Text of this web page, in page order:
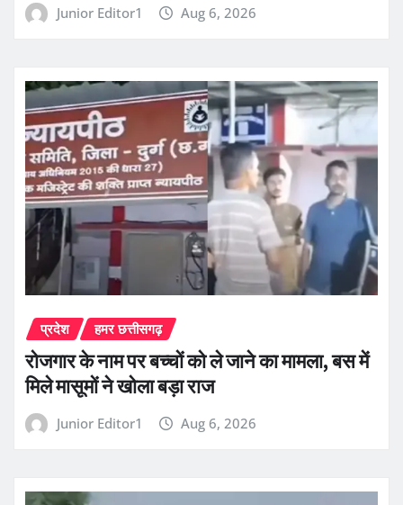
Junior Editor1 Aug 6, 2026
प्रदेश हमर छत्तीसगढ़
रोजगार के नाम पर बच्चों को ले जाने का मामला, बस में
मिले मासूमों ने खोला बड़ा राज
Junior Editor1 Aug 6, 2026